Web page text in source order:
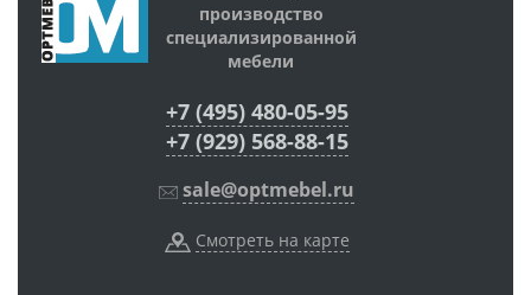
производство
специализированной
мебели
+7 (495) 480-05-95
+7 (929) 568-88-15
sale@optmebel.ru
Смотреть на карте